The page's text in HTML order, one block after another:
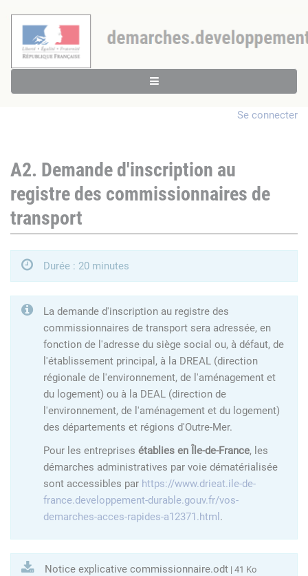
Se connecter
A2. Demande d'inscription au
registre des commissionnaires de
transport
Durée : 20 minutes
La demande d'inscription au registre des
commissionnaires de transport sera adressée, en
fonction de l'adresse du siège social ou, à défaut, de
l'établissement principal, à la DREAL (direction
régionale de l'environnement, de l'aménagement et
du logement) ou à la DEAL (direction de
l'environnement, de l'aménagement et du logement)
des départements et régions d'Outre-Mer.
Pour les entreprises établies en Île-de-France, les
démarches administratives par voie dématérialisée
sont accessibles par https://www.drieat.ile-de-
france.developpement-durable.gouv.fr/vos-
demarches-acces-rapides-a12371.html .
Notice explicative commissionnaire.odt | 41 Ko